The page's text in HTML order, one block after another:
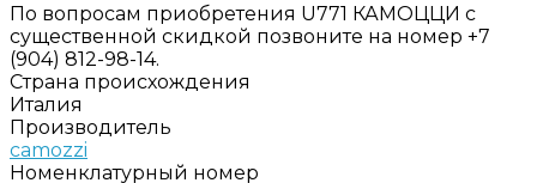
По вопросам приобретения U771 КАМОЦЦИ с
существенной скидкой позвоните на номер +7
(904) 812-98-14.
Страна происхождения
Италия
Производитель
camozzi
Номенклатурный номер